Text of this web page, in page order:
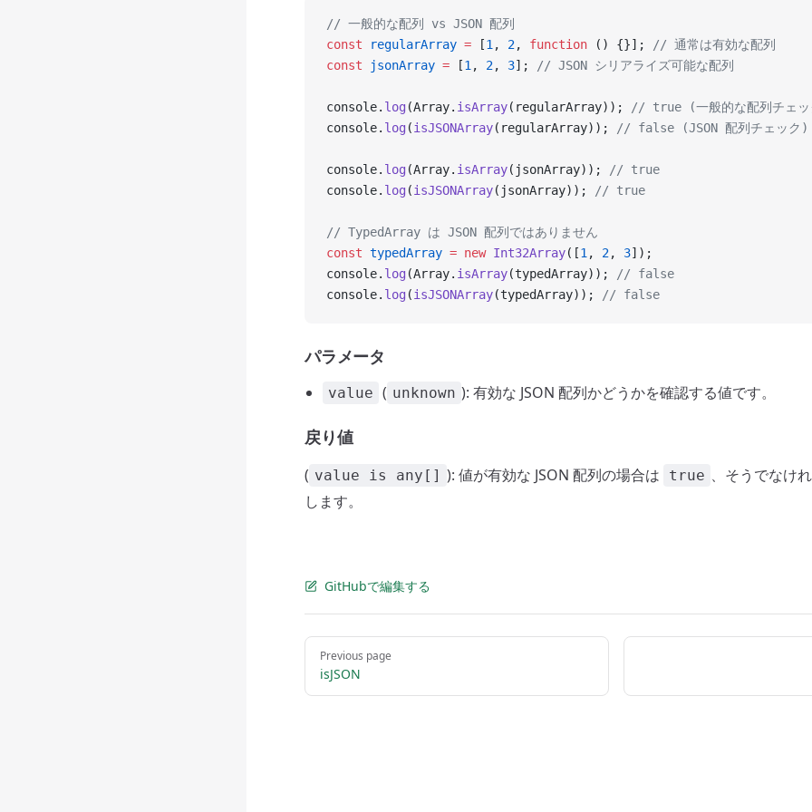
// 一般的な配列 vs JSON 配列
const regularArray = [1 , 2, function () {}];
// 通常は有効な配列
const jsonArray = [1 , 2, 3]; // JSON シリアライズ可能な配列
console. log (Array. isArray(regularArray));
// true (一般的な配列チェッ
console. log (isJSONArray(regularArray)); // false (JSON 配列チェック)
console. log (Array. isArray(jsonArray));
// true
console. log (isJSONArray(jsonArray)); // true
// TypedArray は JSON 配列ではありません
const typedArray = new Int32Array([1 , 2, 3]);
console. log (Array. isArray(typedArray));
// false
console. log (isJSONArray(typedArray)); // false
パラメータ
value ( unknown ): 有効な JSON 配列かどうかを確認する値です。
戻り値
( value is any[] ): 値が有効な JSON 配列の場合は true 、そうでなけ
します。
GitHubで編集する
Pager
Previous page
isJSON